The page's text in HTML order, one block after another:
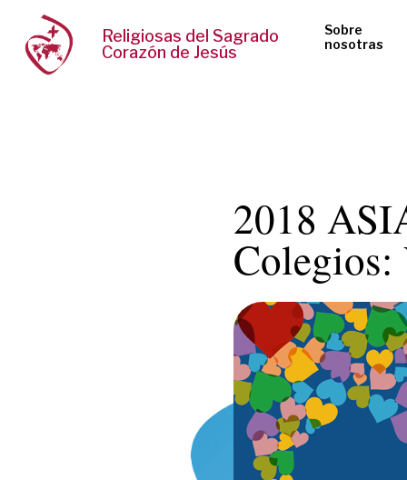
Religiosas del Sagrado
Corazón de Jesús
Sobre
nosotras
2018
Colegios: